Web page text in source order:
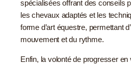
spécialisées offrant des conseils
les chevaux adaptés et les
forme d’art équestre, permettant
mouvement et du rythme.
Enfin, la volonté de progresser en